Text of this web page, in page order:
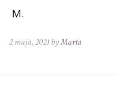
M.
2 maja, 2021 byMarta